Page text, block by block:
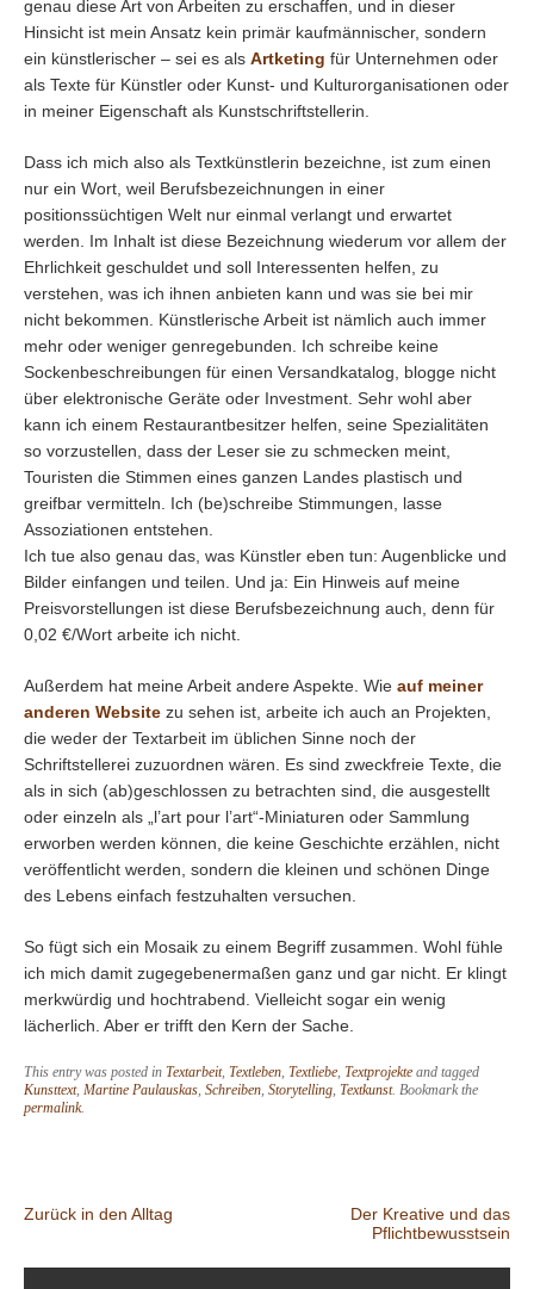
genau diese Art von Arbeiten zu erschaffen, und in dieser
Hinsicht ist mein Ansatz kein primär kaufmännischer, sondern
ein künstlerischer – sei es als Artketing für Unternehmen oder
als Texte für Künstler oder Kunst- und Kulturorganisationen oder
in meiner Eigenschaft als Kunstschriftstellerin.
Dass ich mich also als Textkünstlerin bezeichne, ist zum einen
nur ein Wort, weil Berufsbezeichnungen in einer
positionssüchtigen Welt nur einmal verlangt und erwartet
werden. Im Inhalt ist diese Bezeichnung wiederum vor allem der
Ehrlichkeit geschuldet und soll Interessenten helfen, zu
verstehen, was ich ihnen anbieten kann und was sie bei mir
nicht bekommen. Künstlerische Arbeit ist nämlich auch immer
mehr oder weniger genregebunden. Ich schreibe keine
Sockenbeschreibungen für einen Versandkatalog, blogge nicht
über elektronische Geräte oder Investment. Sehr wohl aber
kann ich einem Restaurantbesitzer helfen, seine Spezialitäten
so vorzustellen, dass der Leser sie zu schmecken meint,
Touristen die Stimmen eines ganzen Landes plastisch und
greifbar vermitteln. Ich (be)schreibe Stimmungen, lasse
Assoziationen entstehen.
Ich tue also genau das, was Künstler eben tun: Augenblicke und
Bilder einfangen und teilen. Und ja: Ein Hinweis auf meine
Preisvorstellungen ist diese Berufsbezeichnung auch, denn für
0,02 €/Wort arbeite ich nicht.
Außerdem hat meine Arbeit andere Aspekte. Wie auf meiner
anderen Website zu sehen ist, arbeite ich auch an Projekten,
die weder der Textarbeit im üblichen Sinne noch der
Schriftstellerei zuzuordnen wären. Es sind zweckfreie Texte, die
als in sich (ab)geschlossen zu betrachten sind, die ausgestellt
oder einzeln als „l’art pour l’art“-Miniaturen oder Sammlung
erworben werden können, die keine Geschichte erzählen, nicht
veröffentlicht werden, sondern die kleinen und schönen Dinge
des Lebens einfach festzuhalten versuchen.
So fügt sich ein Mosaik zu einem Begriff zusammen. Wohl fühle
ich mich damit zugegebenermaßen ganz und gar nicht. Er klingt
merkwürdig und hochtrabend. Vielleicht sogar ein wenig
lächerlich. Aber er trifft den Kern der Sache.
This entry was posted in Textarbeit, Textleben, Textliebe, Textprojekte and tagged
Kunsttext, Martine Paulauskas, Schreiben, Storytelling, Textkunst. Bookmark the
permalink.
Post navigation
Zurück in den Alltag
Der Kreative und das
Pflichtbewusstsein